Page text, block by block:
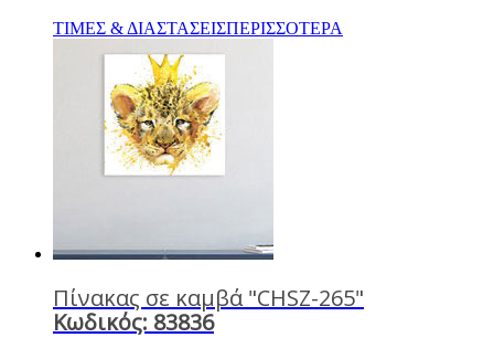
ΤΙΜΕΣ & ΔΙΑΣΤΑΣΕΙΣΠΕΡΙΣΣΟΤΕΡΑ
Πίνακας σε καμβά "CHSZ-265"
Κωδικός: 83836